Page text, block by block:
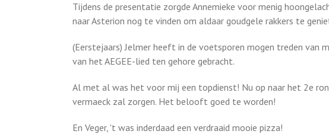
Tijdens de presentatie zorgde Annemieke voor menig
naar Asterion nog te vinden om aldaar goudgele rakkers te
(Eerstejaars) Jelmer heeft in de voetsporen mogen treden van
van het AEGEE-lied ten gehore gebracht.
Al met al was het voor mij een topdienst! Nu op naar het 2e
vermaeck zal zorgen. Het belooft goed te worden!
En Veger, 't was inderdaad een verdraaid mooie pizza!